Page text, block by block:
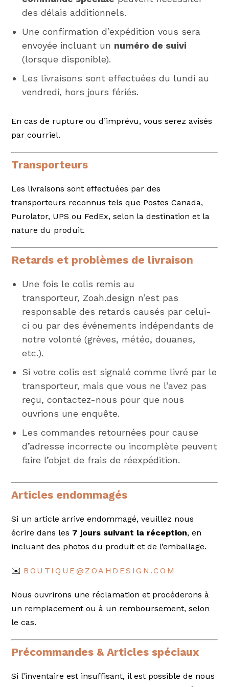
des délais additionnels.
Une confirmation d’expédition vous sera
envoyée incluant un numéro de suivi
(lorsque disponible).
Les livraisons sont effectuées du lundi au
vendredi, hors jours fériés.
En cas de rupture ou d’imprévu, vous serez avisés
par courriel.
Transporteurs
Les livraisons sont effectuées par des
transporteurs reconnus tels que Postes Canada,
Purolator, UPS ou FedEx, selon la destination et la
nature du produit.
Retards et problèmes de livraison
Une fois le colis remis au
transporteur, Zoah.design n’est pas
responsable des retards causés par celui-
ci ou par des événements indépendants de
notre volonté (grèves, météo, douanes,
etc.).
Si votre colis est signalé comme livré par le
transporteur, mais que vous ne l’avez pas
reçu, contactez-nous pour que nous
ouvrions une enquête.
Les commandes retournées pour cause
d’adresse incorrecte ou incomplète peuvent
faire l’objet de frais de réexpédition.
Articles endommagés
Si un article arrive endommagé, veuillez nous
écrire dans les 7 jours suivant la réception, en
incluant des photos du produit et de l’emballage.
✉️ BOUTIQUE@ZOAHDESIGN.COM
Nous ouvrirons une réclamation et procéderons à
un remplacement ou à un remboursement, selon
le cas.
Précommandes & Articles spéciaux
Si l’inventaire est insuffisant, il est possible de nous